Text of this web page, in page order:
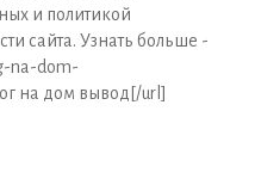
и политикой
сайта. Узнать больше -
na-dom-
на дом вывод[/url]